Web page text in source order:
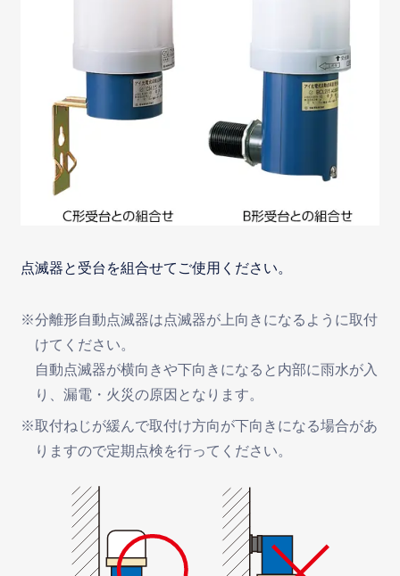
点滅器と受台を組合せてご使用ください。
※分離形自動点滅器は点滅器が上向きになるように取付
けてください。
自動点滅器が横向きや下向きになると内部に雨水が入
り、漏電・火災の原因となります。
※取付ねじが緩んで取付け方向が下向きになる場合があ
りますので定期点検を行ってください。